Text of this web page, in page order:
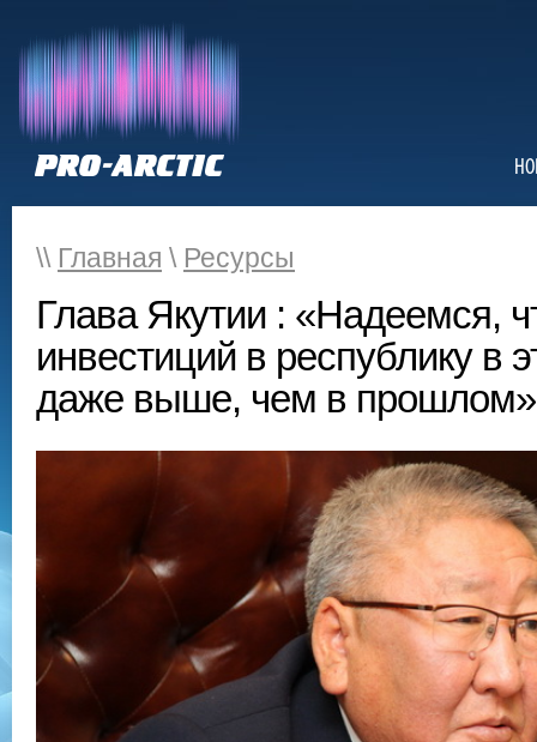
\\ Главная \ Ресурсы
Глава Якутии : «Надеемся,
инвестиций в республику в
даже выше, чем в прошлом»